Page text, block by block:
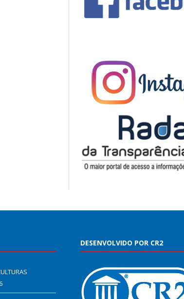
DESENVOLVIDO POR CR2